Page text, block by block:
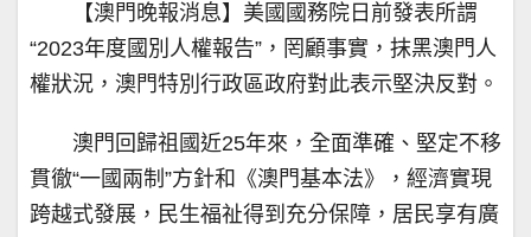
【澳門晚報消息】美國國務院日前發表所謂
“2023年度國別人權報告”，罔顧事實，抹黑澳門人
權狀況，澳門特別行政區政府對此表示堅決反對。
澳門回歸祖國近25年來，全面準確、堅定不移
貫徹“一國兩制”方針和《澳門基本法》，經濟實現
跨越式發展，民生福祉得到充分保障，居民享有廣